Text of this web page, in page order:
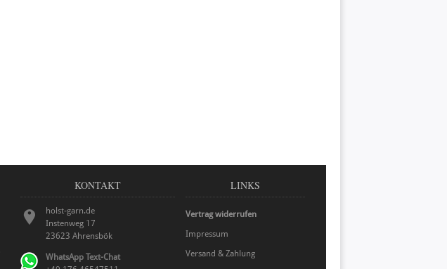
KONTAKT
holst-garn.de
Instenweg 17
23623 Ahrensbök
WhatsApp Text-Chat
LINKS
Vertrag widerrufen
Impressum
Versand & Zahlung